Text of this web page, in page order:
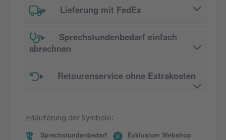
Lieferung mit FedEx
Sprechstundenbedarf einfach
abrechnen
Retourenservice ohne Extrakosten
Erläuterung der Symbole:
Sprechstundenbedarf
Exklusiver Webshop